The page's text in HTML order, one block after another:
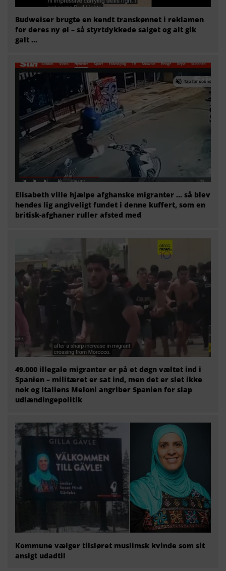
Budweiser brugte en kendt transkønnet i reklamen
for deres ny øl – så styrtdykkede salget og alt gik
galt …
Elisabeth ville hjælpe afghanske migranter … så blev
hendes lig angiveligt fundet i denne kuffert, som en
britisk-afghaner ruller afsted med
49.000 illegale migranter er på et døgn væltet ind i
Spanien – militæret er sat ind, men det er slet ikke
nok og Italiens Meloni angriber Spanien for slap
udlændingepolitik
Kommune vælger tilsløret muslimsk kvinde som sit
ansigt udadtil